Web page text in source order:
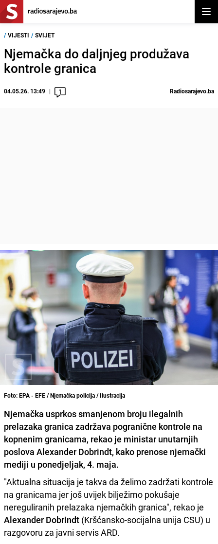
/ VIJESTI / SVIJET
Njemačka do daljnjeg produžava
kontrole granica
04.05.26. 13:49 1 Radiosarajevo.ba
Foto: EPA - EFE / Njemačka policija / Ilustracija
Njemačka usprkos smanjenom broju ilegalnih
prelazaka granica zadržava pogranične kontrole na
kopnenim granicama, rekao je ministar unutarnjih
poslova Alexander Dobrindt, kako prenose njemački
mediji u ponedjeljak, 4. maja.
"Aktualna situacija je takva da želimo zadržati kontrole
na granicama jer još uvijek bilježimo pokušaje
nereguliranih prelazaka njemačkih granica", rekao je
Alexander Dobrindt (Kršćansko-socijalna unija CSU) u
razgovoru za javni servis ARD.